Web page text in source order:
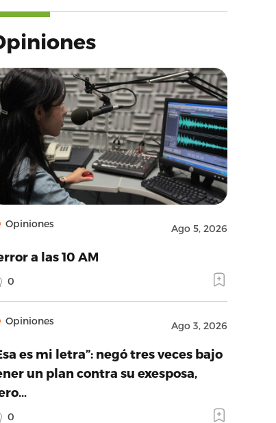
Opiniones Ago 5, 2026
a las 10 AM
0
Opiniones Ago 3, 2026
es mi letra”: negó tres veces bajo
un plan contra su exesposa,
0